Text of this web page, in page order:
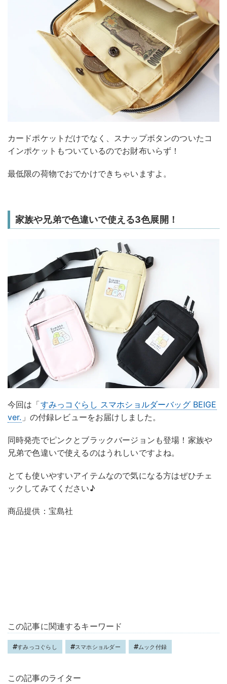
カードポケットだけでなく、スナップボタンのついたコ
インポケットもついているのでお財布いらず！
最低限の荷物でおでかけできちゃいますよ。
家族や兄弟で色違いで使える3色展開！
今回は「すみっコぐらし スマホショルダーバッグ BEIGE
ver. 」の付録レビューをお届けしました。
同時発売でピンクとブラックバージョンも登場！家族や
兄弟で色違いで使えるのはうれしいですよね。
とても使いやすいアイテムなので気になる方はぜひチェ
ックしてみてください♪
商品提供：宝島社
この記事に関連するキーワード
すみっコぐらし スマホショルダー ムック付録
この記事のライター